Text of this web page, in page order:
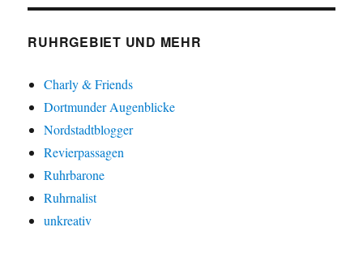
RUHRGEBIET UND MEHR
Charly & Friends
Dortmunder Augenblicke
Nordstadtblogger
Revierpassagen
Ruhrbarone
Ruhrnalist
unkreativ